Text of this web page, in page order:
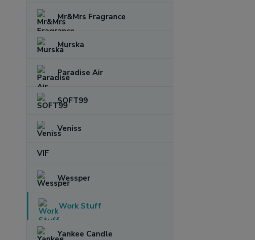
Mr&Mrs Fragrance
Murska
Paradise Air
SOFT99
Veniss
VIF
Wessper
Work Stuff
Yankee Candle